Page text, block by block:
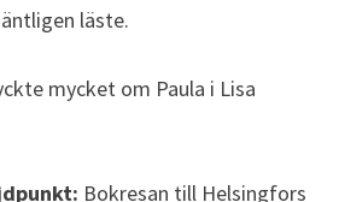
läste.
mycket om Paula i Lisa
Bokresan till Helsingfors